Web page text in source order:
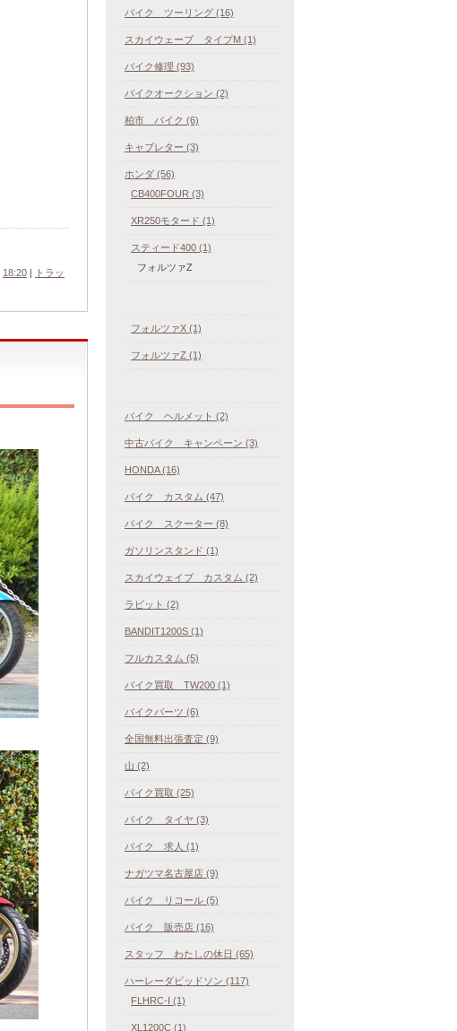
18:20 |
トラッ
バイク ツーリング (16)
スカイウェーブ タイプM (1)
バイク修理 (93)
バイクオークション (2)
柏市 バイク (6)
キャブレター (3)
ホンダ (56)
CB400FOUR (3)
XR250モタード (1)
スティード400 (1)
フォルツァZ
フォルツァX (1)
フォルツァZ (1)
バイク ヘルメット (2)
中古バイク キャンペーン (3)
HONDA (16)
バイク カスタム (47)
バイク スクーター (8)
ガソリンスタンド (1)
スカイウェイブ カスタム (2)
ラビット (2)
BANDIT1200S (1)
フルカスタム (5)
バイク買取 TW200 (1)
バイクパーツ (6)
全国無料出張査定 (9)
山 (2)
バイク買取 (25)
バイク タイヤ (3)
バイク 求人 (1)
ナガツマ名古屋店 (9)
バイク リコール (5)
バイク 販売店 (16)
スタッフ わたしの休日 (65)
ハーレーダビッドソン (117)
FLHRC-I (1)
XL1200C (1)